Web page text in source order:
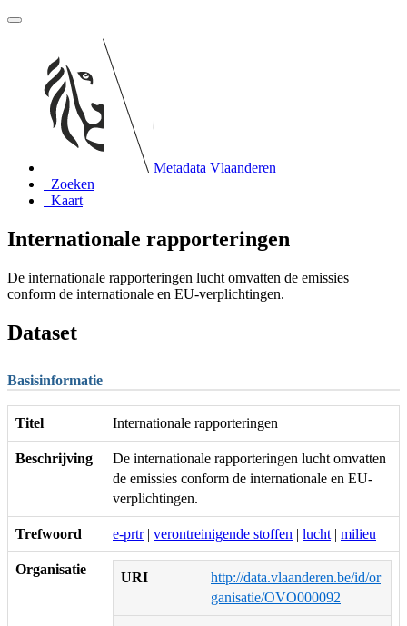
Metadata Vlaanderen
Zoeken
Kaart
Internationale rapporteringen
De internationale rapporteringen lucht omvatten de emissies
conform de internationale en EU-verplichtingen.
Dataset
Basisinformatie
Titel Internationale rapporteringen
Beschrijving
De internationale rapporteringen lucht omvatten
de emissies conform de internationale en EU-
verplichtingen.
Trefwoord e-prtr| verontreinigende stoffen | lucht | milieu
Organisatie
URI
http://data.vlaanderen.be/id/or
ganisatie/OVO000092